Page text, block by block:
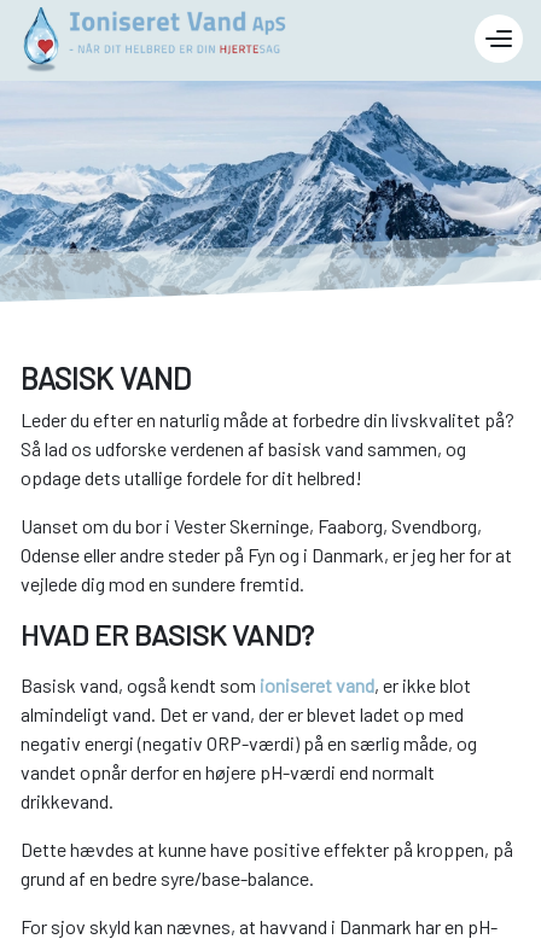
hovedindhold
BASISK VAND
Leder du efter en naturlig måde at forbedre din livskvalitet på?
Så lad os udforske verdenen af basisk vand sammen, og
opdage dets utallige fordele for dit helbred!
Uanset om du bor i Vester Skerninge, Faaborg, Svendborg,
Odense eller andre steder på Fyn og i Danmark, er jeg her for at
vejlede dig mod en sundere fremtid.
HVAD ER BASISK VAND?
Basisk vand, også kendt som ioniseret vand, er ikke blot
almindeligt vand. Det er vand, der er blevet ladet op med
negativ energi (negativ ORP-værdi) på en særlig måde, og
vandet opnår derfor en højere pH-værdi end normalt
drikkevand.
Dette hævdes at kunne have positive effekter på kroppen, på
grund af en bedre syre/base-balance.
For sjov skyld kan nævnes, at havvand i Danmark har en pH-